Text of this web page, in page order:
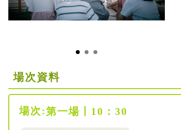
場次資料
場次:第一場〡10：30